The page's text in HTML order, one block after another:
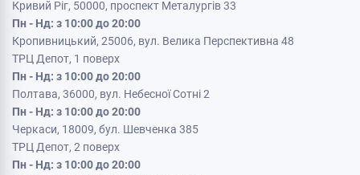
Кривий Ріг, 50000, проспект Металургів 33
Пн - Нд: з 10:00 до 20:00
Кропивницький, 25006, вул. Велика Перспективна 48
ТРЦ Депот, 1 поверх
Пн - Нд: з 10:00 до 20:00
Полтава, 36000, вул. Небесної Сотні 2
Пн - Нд: з 10:00 до 20:00
Черкаси, 18009, бул. Шевченка 385
ТРЦ Депот, 2 поверх
Пн - Нд: з 10:00 до 20:00